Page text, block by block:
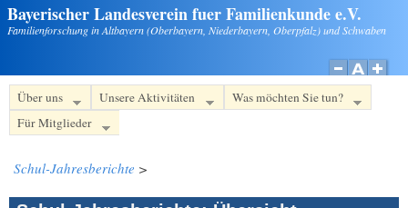
Bayerischer Landesverein fuer Familienkunde e.V.
Familienforschung in Altbayern (Oberbayern, Niederbayern, Oberpfalz) und Schwaben
Über uns Unsere Aktivitäten
Was möchten Sie tun?
Für Mitglieder
Schul-Jahresberichte >